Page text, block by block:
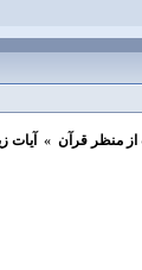
از منظر قرآن » آيات